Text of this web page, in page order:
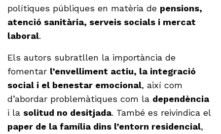
polítiques públiques en matèria de pensions,
atenció sanitària, serveis socials i mercat
laboral.
Els autors subratllen la importància de
fomentar l’envelliment actiu, la integració
social i el benestar emocional, així com
d’abordar problemàtiques com la dependència
i la solitud no desitjada. També es reivindica el
paper de la família dins l’entorn residencial,